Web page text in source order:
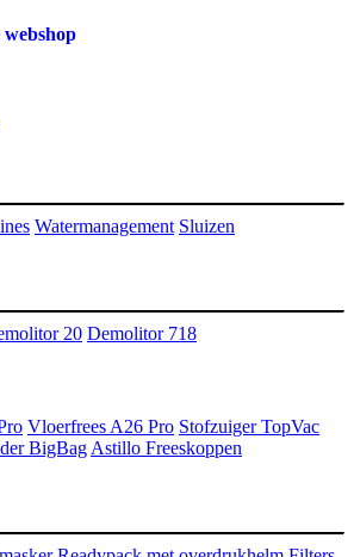
webshop
Watermanagement Sluizen
20 Demolitor 718
Vloerfrees A26 Pro Stofzuiger TopVac
BigBag Astillo Freeskoppen